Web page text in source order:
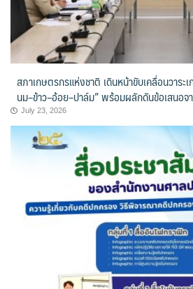
สภาเกษตรกรแห่งชาติ เดินหน้าขับเคลื่อนวาร
นม–ข้าว–อ้อย–ปาล์ม” พร้อมผลักดันข้อเสนอ
July 23, 2026